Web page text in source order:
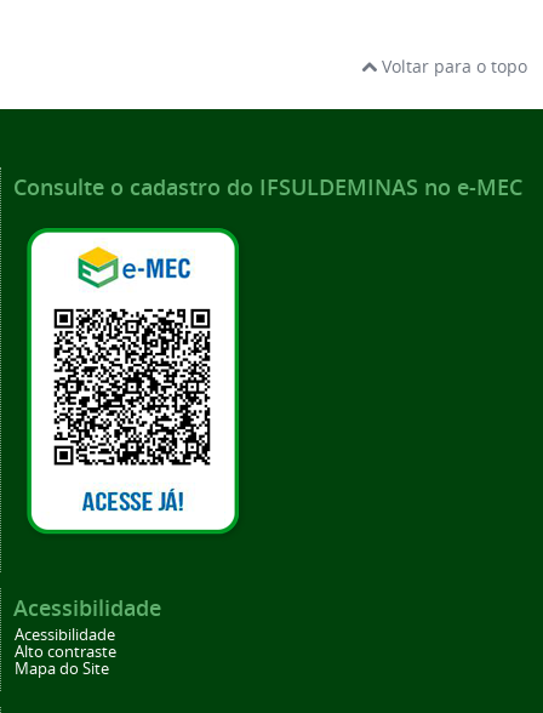
Voltar para o topo
Consulte o cadastro do IFSULDEMINAS no e-MEC
Acessibilidade
Acessibilidade
Alto contraste
Mapa do Site